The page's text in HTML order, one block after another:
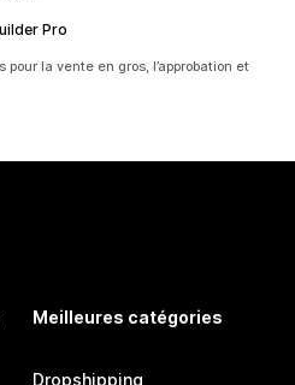
Pro
pour la vente en gros, l’approbation et
Meilleures catégories
Dropshipping